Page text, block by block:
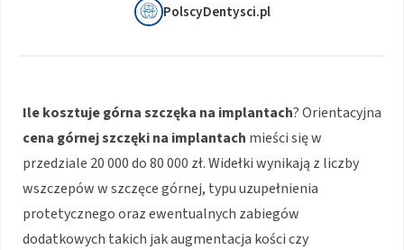
PolscyDentysci.pl
Ile kosztuje górna szczęka na implantach? Orientacyjna
cena górnej szczęki na implantach mieści się w
przedziale 20 000 do 80 000 zł. Widełki wynikają z liczby
wszczepów w szczęce górnej, typu uzupełnienia
protetycznego oraz ewentualnych zabiegów
dodatkowych takich jak augmentacja kości czy